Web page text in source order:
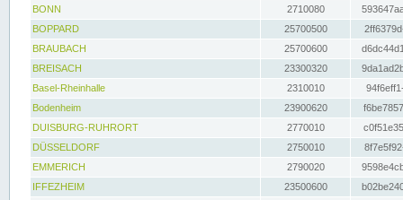
BONN
2710080
BOPPARD
25700500
BRAUBACH
25700600
BREISACH
23300320
Basel-Rheinhalle
2310010
Bodenheim
23900620
DUISBURG-RUHRORT
2770010
DÜSSELDORF
2750010
EMMERICH
2790020
IFFEZHEIM
23500600